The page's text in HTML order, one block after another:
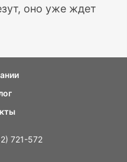
оно уже ждет
721-572